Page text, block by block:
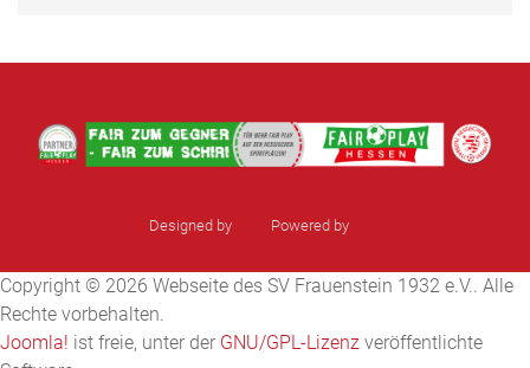
Designed by Powered by
Copyright © 2026 Webseite des SV Frauenstein 1932 e.V.. Alle
Rechte vorbehalten.
Joomla! ist freie, unter der GNU/GPL-Lizenz veröffentlichte